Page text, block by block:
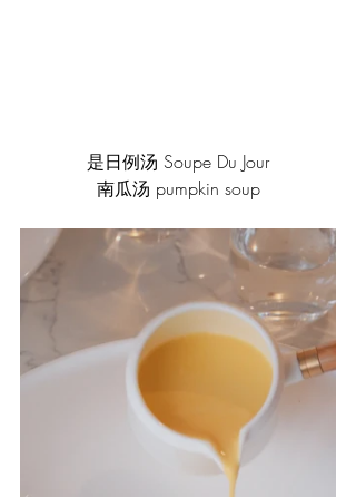
是日例汤 Soupe Du Jour
南瓜汤 pumpkin soup